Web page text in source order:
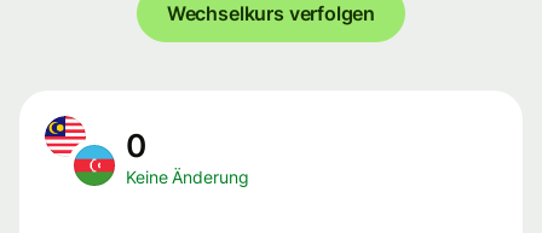
Wechselkurs verfolgen
0
Keine Änderung